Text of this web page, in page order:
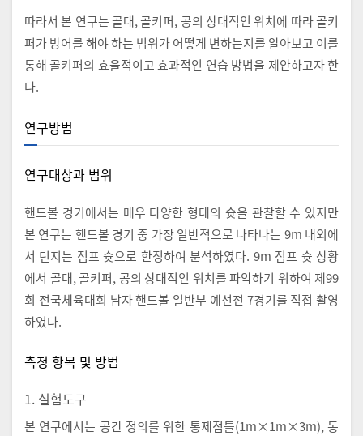
따라서 본 연구는 골대, 골키퍼, 공의 상대적인 위치에 따라 골키
퍼가 방어를 해야 하는 범위가 어떻게 변하는지를 알아보고 이를
통해 골키퍼의 효율적이고 효과적인 연습 방법을 제안하고자 한
다.
연구방법
연구대상과 범위
핸드볼 경기에서는 매우 다양한 형태의 슛을 관찰할 수 있지만
본 연구는 핸드볼 경기 중 가장 일반적으로 나타나는 9m 내외에
서 던지는 점프 슛으로 한정하여 분석하였다. 9m 점프 슛 상황
에서 골대, 골키퍼, 공의 상대적인 위치를 파악하기 위하여 제99
회 전국체육대회 남자 핸드볼 일반부 예선전 7경기를 직접 촬영
하였다.
측정 항목 및 방법
1. 실험도구
본 연구에서는 공간 정의를 위한 통제점틀(1m×1m×3m), 동